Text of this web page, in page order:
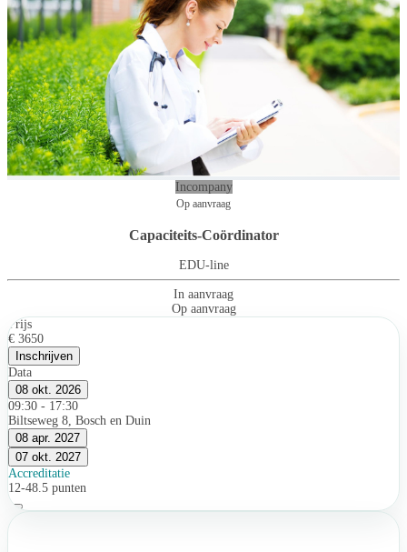
Incompany
Op aanvraag
Capaciteits-Coördinator
EDU-line
In aanvraag
Op aanvraag
Prijs
€ 3650
Inschrijven
Data
08 okt. 2026
09:30 - 17:30
Biltseweg 8, Bosch en Duin
08 apr. 2027
07 okt. 2027
Accreditatie
12-48.5 punten